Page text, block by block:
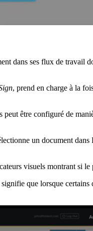
dans ses flux de travail
, prend en charge à la
être configuré de
un document
visuels montrant si
que lorsque